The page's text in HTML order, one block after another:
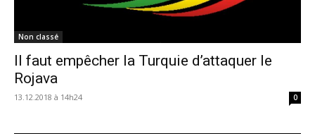
Non classé
Il faut empêcher la Turquie d’attaquer le
Rojava
13.12.2018 à 14h24 0